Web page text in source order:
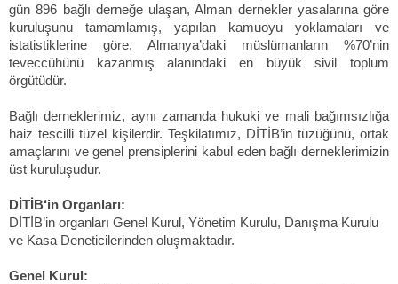
gün 896 bağlı derneğe ulaşan, Alman dernekler yasalarına göre
kuruluşunu tamamlamış, yapılan kamuoyu yoklamaları ve
istatistiklerine göre, Almanya’daki müslümanların %70’nin
teveccühünü kazanmış alanındaki en büyük sivil toplum
örgütüdür.
Bağlı derneklerimiz, aynı zamanda hukuki ve mali bağımsızlığa
haiz tescilli tüzel kişilerdir. Teşkilatımız, DİTİB’in tüzüğünü, ortak
amaçlarını ve genel prensiplerini kabul eden bağlı derneklerimizin
üst kuruluşudur.
DİTİB‘in Organları:
DİTİB’in organları Genel Kurul, Yönetim Kurulu, Danışma Kurulu
ve Kasa Deneticilerinden oluşmaktadır.
Genel Kurul: